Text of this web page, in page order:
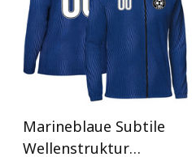
Marineblaue Subtile
Wellenstruktur